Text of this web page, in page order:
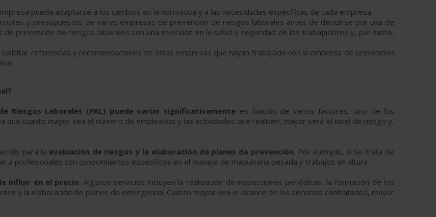
pueda adaptarse a los cambios en la normativa y a las necesidades específicas de cada empresa.
y presupuestos de varias empresas de prevención de riesgos laborales antes de decidirse por una de
prevención de riesgos laborales son una inversión en la salud y seguridad de los trabajadores y, por tanto,
referencias y recomendaciones de otras empresas que hayan trabajado con la empresa de prevención
Riesgos Laborales (PRL) puede variar significativamente en función de varios factores. Uno de los
que cuanto mayor sea el número de empleados y las actividades que realicen, mayor será el nivel de riesgo y,
para la evaluación de riesgos y la elaboración de planes de prevención. Por ejemplo, si se trata de
a profesionales con conocimientos específicos en el manejo de maquinaria pesada y trabajos en altura.
influir en el precio. Algunos servicios incluyen la realización de inspecciones periódicas, la formación de los
y la elaboración de planes de emergencia. Cuanto mayor sea el alcance de los servicios contratados, mayor